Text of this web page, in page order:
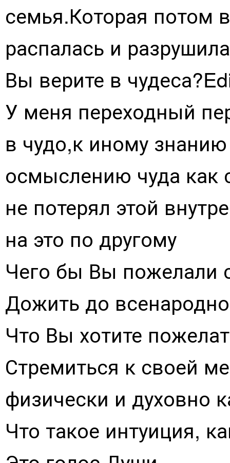
семья.Которая потом
распалась и
Вы верите в
У меня переходный
в чудо,к иному
осмыслению чуда как
не потерял этой
на это по другому
Чего бы Вы пожелали
Дожить до
Что Вы хотите
Стремиться к своей
физически и духовно
Что такое интуиция,